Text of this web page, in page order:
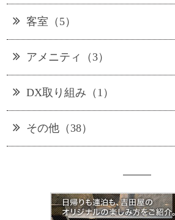
客室（5）
アメニティ（3）
DX取り組み（1）
その他（38）